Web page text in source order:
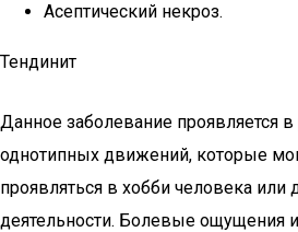
Асептический некроз.
Тендинит
Данное заболевание проявляется в
однотипных движений, которые
проявляться в хобби человека или
деятельности. Болевые ощущения